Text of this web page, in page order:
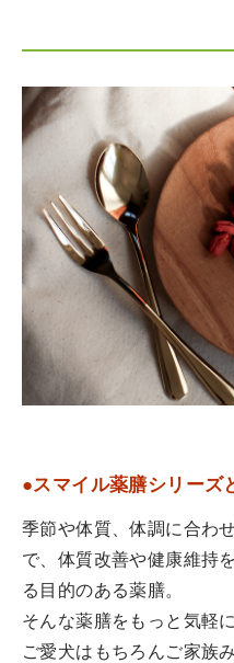
●スマイル薬膳シリーズ
季節や体質、体調に合わ
で、体質改善や健康維持
る目的のある薬膳。
そんな薬膳をもっと気軽
ご愛犬はもちろんご家族